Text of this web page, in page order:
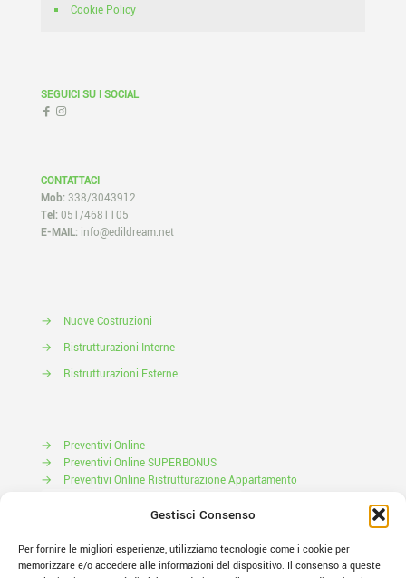
Gestisci Consenso
Per fornire le migliori esperienze, utilizziamo tecnologie come i cookie per
memorizzare e/o accedere alle informazioni del dispositivo. Il consenso a queste
Cookie Policy
SEGUICI SU I SOCIAL
CONTATTACI
Mob: 338/3043912
Tel: 051/4681105
E-MAIL: info@edildream.net
→
Nuove Costruzioni
→
Ristrutturazioni Interne
→
Ristrutturazioni Esterne
→
Preventivi Online
→
Preventivi Online SUPERBONUS
→
Preventivi Online Ristrutturazione Appartamento
Prenota il tuo Sopralluogo